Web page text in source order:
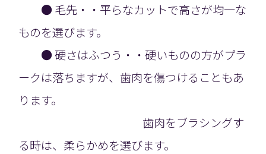
● 毛先・・平らなカットで高さが均一な
ものを選びます。
● 硬さはふつう・・硬いものの方がプラ
ークは落ちますが、歯肉を傷つけることもあ
ります。
歯肉をブラシングす
る時は、柔らかめを選びます。